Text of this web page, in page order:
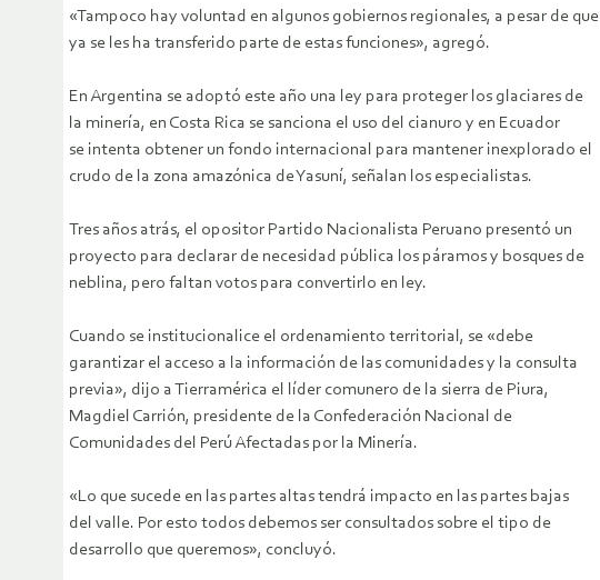
«Tampoco hay voluntad en algunos gobiernos regionales, a pesar de que
ya se les ha transferido parte de estas funciones», agregó.
En Argentina se adoptó este año una ley para proteger los glaciares de
la minería, en Costa Rica se sanciona el uso del cianuro y en Ecuador
se intenta obtener un fondo internacional para mantener inexplorado el
crudo de la zona amazónica de Yasuní, señalan los especialistas.
Tres años atrás, el opositor Partido Nacionalista Peruano presentó un
proyecto para declarar de necesidad pública los páramos y bosques de
neblina, pero faltan votos para convertirlo en ley.
Cuando se institucionalice el ordenamiento territorial, se «debe
garantizar el acceso a la información de las comunidades y la consulta
previa», dijo a Tierramérica el líder comunero de la sierra de Piura,
Magdiel Carrión, presidente de la Confederación Nacional de
Comunidades del Perú Afectadas por la Minería.
«Lo que sucede en las partes altas tendrá impacto en las partes bajas
del valle. Por esto todos debemos ser consultados sobre el tipo de
desarrollo que queremos», concluyó.